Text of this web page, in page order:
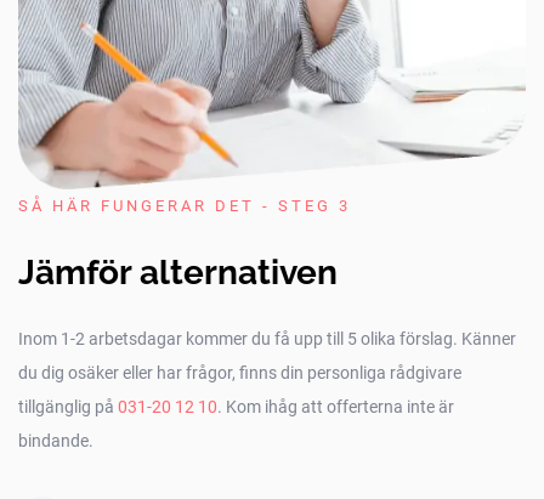
SÅ HÄR FUNGERAR DET - STEG 3
Jämför alternativen
Inom 1-2 arbetsdagar kommer du få upp till 5 olika förslag. Känner
du dig osäker eller har frågor, finns din personliga rådgivare
tillgänglig på 031-20 12 10. Kom ihåg att offerterna inte är
bindande.